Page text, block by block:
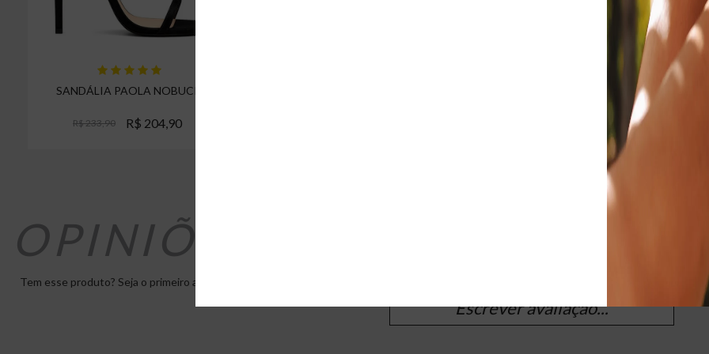
SANDÁLIA PAOLA NOBUCK
R$ 233,90 R$ 204,90
SANDÁLIA LOUISE NOBUCK
R$ 184,90
OPINIÕES DOS
Tem esse produto? Seja o primeiro a avaliá-lo!
Escrever avaliação...